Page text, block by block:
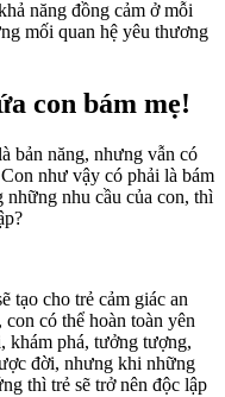
năng đồng cảm ở mỗi
mối quan hệ yêu thương
con bám mẹ!
bản năng, nhưng vẫn có
như vậy có phải là bám
nhu cầu của con, thì
tạo cho trẻ cảm giác an
có thể hoàn toàn yên
khám phá, tưởng tượng,
đời, nhưng khi những
thì trẻ sẽ trở nên độc lập